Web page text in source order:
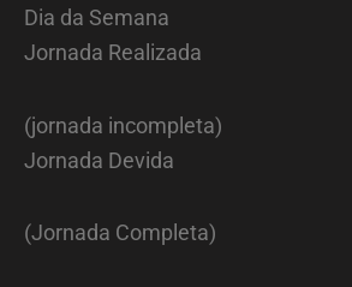
Dia da Semana
Jornada Realizada
(jornada incompleta)
Jornada Devida
(Jornada Completa)